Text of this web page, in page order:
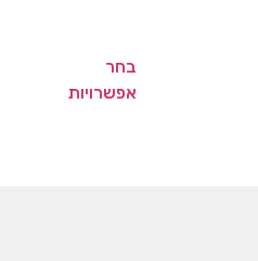
בחר
אפשרויות